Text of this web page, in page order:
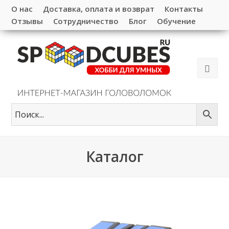
О нас Доставка, оплата и возврат
Контакты
Отзывы
Сотрудничество Блог Обучение
Каталог